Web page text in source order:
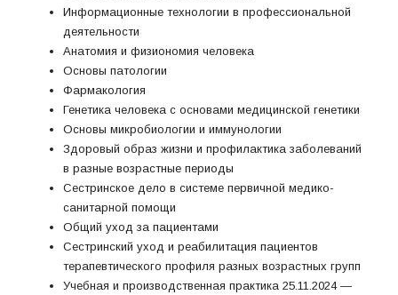
Информационные технологии в профессиональной
деятельности
Анатомия и физиономия человека
Основы патологии
Фармакология
Генетика человека с основами медицинской генетики
Основы микробиологии и иммунологии
Здоровый образ жизни и профилактика заболеваний
в разные возрастные периоды
Сестринское дело в системе первичной медико-
санитарной помощи
Общий уход за пациентами
Сестринский уход и реабилитация пациентов
терапевтического профиля разных возрастных групп
Учебная и производственная практика 25.11.2024 —